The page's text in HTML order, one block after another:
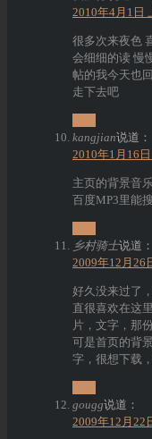
2010年4月1日
很多次来夜色
会细细的读 慢
帖的我今天也
走下去吧
kangjian说道：
2010年1月16
主页的背景音
百度MP3里能搜
乡村骑士说道：
2009年12月26
好久没来过了
直很喜欢在这
片，文字，那
可是首页的背
字，很想下载
gougg说道：
2009年12月22